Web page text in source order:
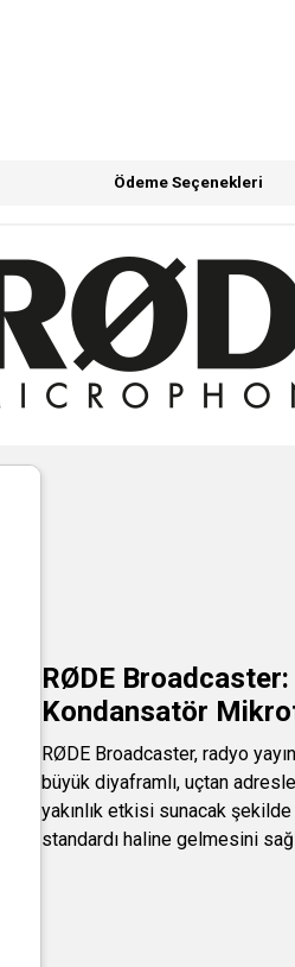
Ödeme Seçenekleri
RØDE
Kondansatör
RØDE Broadcaster, radyo
büyük diyaframlı, uçtan
yakınlık etkisi sunacak
standardı haline gelmesini